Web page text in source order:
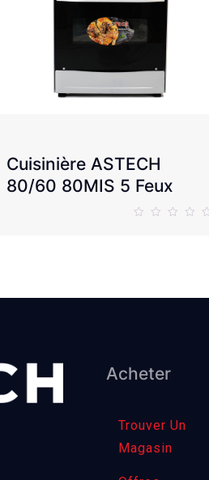
Cuisinière ASTECH
80/60 80MIS 5 Feux
Acheter
Trouver Un
Magasin